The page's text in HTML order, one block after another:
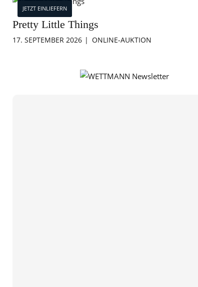
JETZT EINLIEFERN
Pretty Little Things
17. SEPTEMBER 2026 ONLINE-AUKTION